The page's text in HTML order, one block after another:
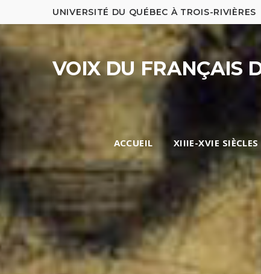
UNIVERSITÉ DU QUÉBEC À TROIS-RIVIÈRES
VOIX DU FRANÇAIS
ACCUEIL XIIIE-XVIE SIÈCLES